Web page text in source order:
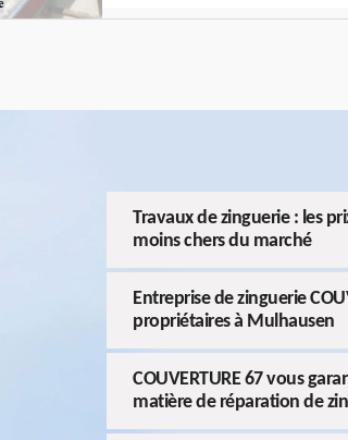
Travaux de zinguerie : les
moins chers du marché
Entreprise de zinguerie
propriétaires à Mulhausen
COUVERTURE 67 vous
matière de réparation de